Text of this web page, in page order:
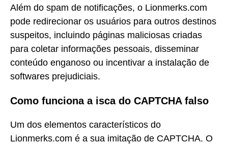
Além do spam de notificações, o Lionmerks.com
pode redirecionar os usuários para outros destinos
suspeitos, incluindo páginas maliciosas criadas
para coletar informações pessoais, disseminar
conteúdo enganoso ou incentivar a instalação de
softwares prejudiciais.
Como funciona a isca do CAPTCHA falso
Um dos elementos característicos do
Lionmerks.com é a sua imitação de CAPTCHA. O